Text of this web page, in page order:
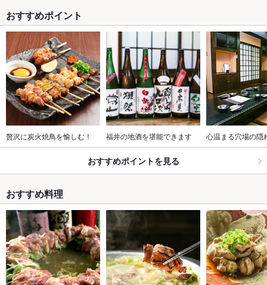
おすすめポイント
贅沢に炭火焼鳥を愉しむ！ 福井の地酒を堪能できます 心温まる穴場の隠
おすすめポイントを見る
おすすめ料理